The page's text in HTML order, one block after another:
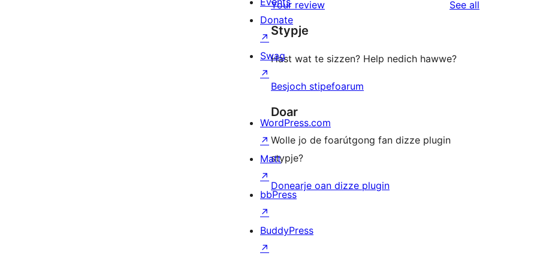
reviews
star
reviews
Your review See all
Stypje
Hast wat te sizzen? Help nedich hawwe?
Besjoch stipefoarum
Doar
Wolle jo de foarútgong fan dizze plugin
stypje?
Donearje oan dizze plugin
Donate
↗
Swag
↗
WordPress.com
↗
Matt
↗
bbPress
↗
BuddyPress
↗